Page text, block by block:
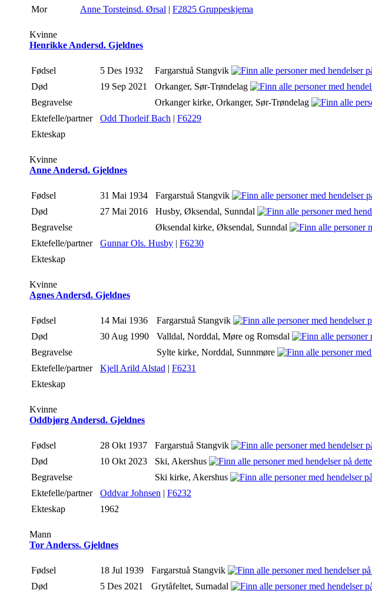
Mor
Anne Torsteinsd. Ørsal | F2825 Gruppeskjema
Kvinne
Henrikke Andersd. Gjeldnes
Fødsel 5 Des 1932
Fargarstuå Stangvik
Død
19 Sep 2021
Orkanger, Sør-Trøndelag
Begravelse
Orkanger kirke, Orkanger, Sør-Trøndelag
Ektefelle/partner
Odd Thorleif Bach | F6229
Ekteskap
Kvinne
Anne Andersd. Gjeldnes
Fødsel 31 Mai 1934
Fargarstuå Stangvik
Død
27 Mai 2016
Husby, Øksendal, Sunndal
Begravelse
Øksendal kirke, Øksendal, Sunndal
Ektefelle/partner
Gunnar Ols. Husby | F6230
Ekteskap
Kvinne
Agnes Andersd. Gjeldnes
Fødsel 14 Mai 1936
Fargarstuå Stangvik
Død
30 Aug 1990
Valldal, Norddal, Møre og Romsdal
Begravelse
Sylte kirke, Norddal, Sunnmøre
Ektefelle/partner
Kjell Arild Alstad | F6231
Ekteskap
Kvinne
Oddbjørg Andersd. Gjeldnes
Fødsel 28 Okt 1937
Fargarstuå Stangvik
Død
10 Okt 2023
Ski, Akershus
Begravelse
Ski kirke, Akershus
Ektefelle/partner
Oddvar Johnsen | F6232
Ekteskap
1962
Mann
Tor Anderss. Gjeldnes
Fødsel 18 Jul 1939
Fargarstuå Stangvik
Død
5 Des 2021 Grytåfeltet, Surnadal